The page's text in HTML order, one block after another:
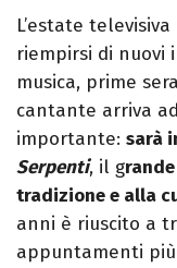
come
Nuovi
stampa.
L’estate televisiva
riempirsi di nuovi
musica, prime
cantante arriva
importante: sarà
Serpenti, il g
tradizione e alla
anni è riuscito a
appuntamenti